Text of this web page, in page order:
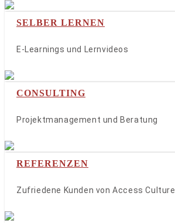
SELBER LERNEN
E-Learnings und Lernvideos
CONSULTING
Projektmanagement und Beratung
REFERENZEN
Zufriedene Kunden von Access Culture